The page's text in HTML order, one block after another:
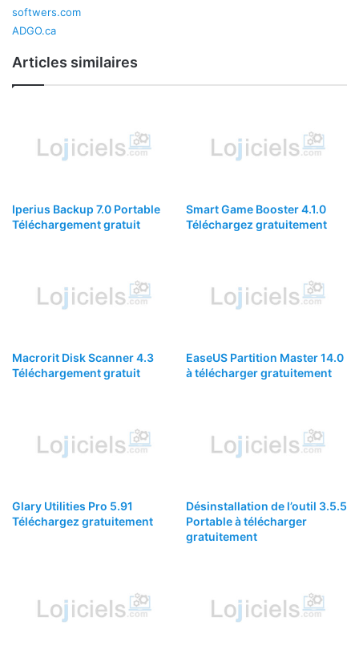
softwers.com
ADGO.ca
Articles similaires
Iperius Backup 7.0 Portable
Téléchargement gratuit
Smart Game Booster 4.1.0
Téléchargez gratuitement
Macrorit Disk Scanner 4.3
Téléchargement gratuit
EaseUS Partition Master 14.0
à télécharger gratuitement
Glary Utilities Pro 5.91
Téléchargez gratuitement
Désinstallation de l’outil 3.5.5
Portable à télécharger
gratuitement